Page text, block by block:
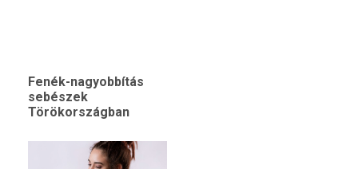
Fenék-nagyobbítás
sebészek
Törökországban